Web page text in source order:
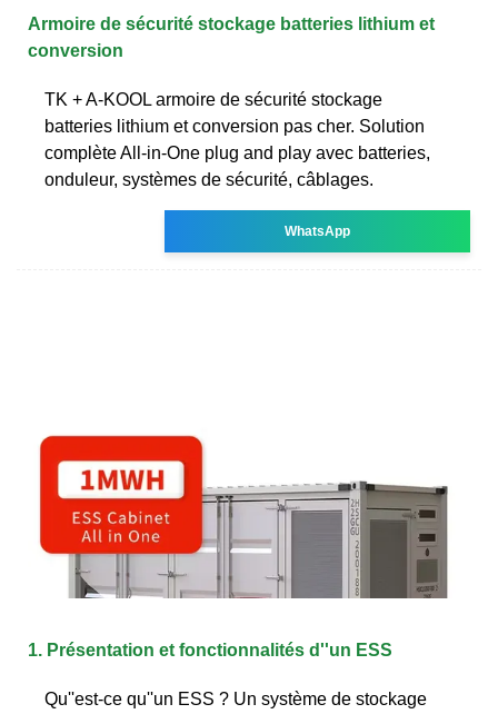
Armoire de sécurité stockage batteries lithium et
conversion
TK + A-KOOL armoire de sécurité stockage
batteries lithium et conversion pas cher. Solution
complète All-in-One plug and play avec batteries,
onduleur, systèmes de sécurité, câblages.
WhatsApp
1. Présentation et fonctionnalités d''un ESS
Qu''est-ce qu''un ESS ? Un système de stockage